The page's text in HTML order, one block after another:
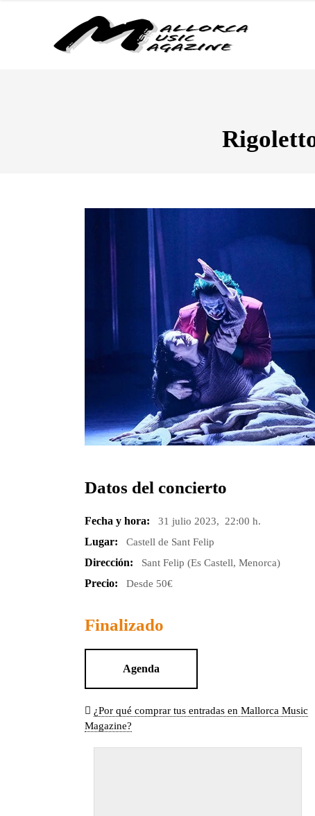
Datos del concierto
Fecha y hora: 31 julio 2023, 22:00 h.
Lugar: Castell de Sant Felip
Dirección: Sant Felip (Es Castell, Menorca)
Precio: Desde 50€
Finalizado
Agenda
¿Por qué comprar tus entradas en Mallorca Music
Magazine?